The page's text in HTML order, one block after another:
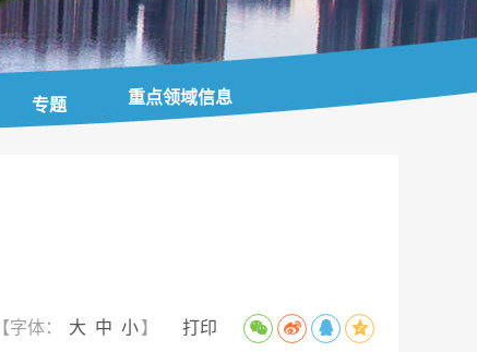
专题 重点领域信息
【字体： 大 中 小 】 打印